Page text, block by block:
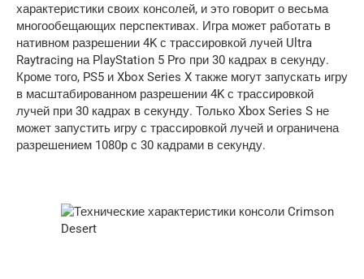
характеристики своих консолей, и это говорит о весьма
многообещающих перспективах. Игра может работать в
нативном разрешении 4K с трассировкой лучей Ultra
Raytracing на PlayStation 5 Pro при 30 кадрах в секунду.
Кроме того, PS5 и Xbox Series X также могут запускать игру
в масштабированном разрешении 4K с трассировкой
лучей при 30 кадрах в секунду. Только Xbox Series S не
может запустить игру с трассировкой лучей и ограничена
разрешением 1080p с 30 кадрами в секунду.